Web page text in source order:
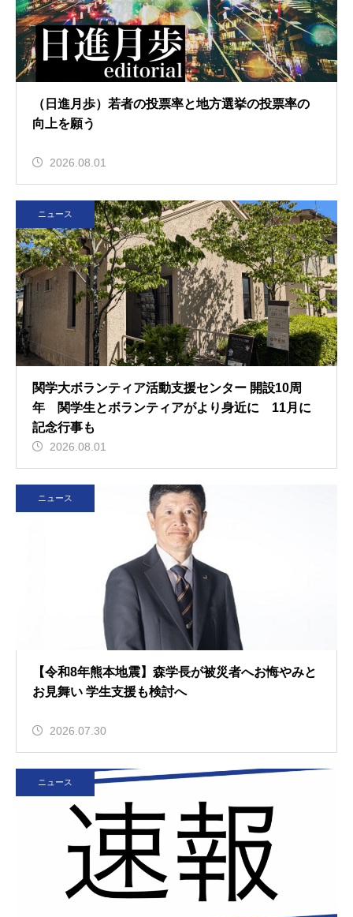
（日進月歩）若者の投票率と地方選挙の投票率の
向上を願う
2026.08.01
ニュース
関学大ボランティア活動支援センター 開設10周
年 関学生とボランティアがより身近に 11月に
記念行事も
2026.08.01
ニュース
【令和8年熊本地震】森学長が被災者へお悔やみと
お見舞い 学生支援も検討へ
2026.07.30
ニュース